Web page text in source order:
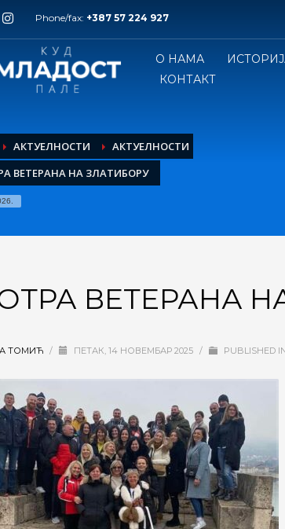
Phone/fax: +387 57 224 927
О НАМА
КОНТАКТ
АКТУЕЛНОСТИ
АКТУЕЛНОСТИ
ВЕТЕРАНА НА ЗЛАТИБОРУ
ВЕТЕРАНА
ТОМИЋ / ПЕТАК, 14 НОВЕМБАР 2025 / PUBLISHED